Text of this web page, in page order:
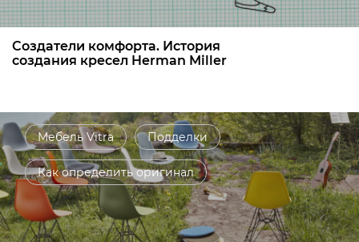
Создатели комфорта. История
создания кресел Herman Miller
Мебель Vitra Подделки
Как определить оригинал